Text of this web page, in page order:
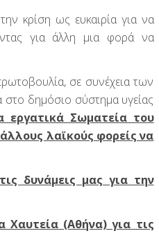
κρίση ως ευκαιρία για να
για άλλη μια φορά να
σε συνέχεια των
δημόσιο σύστημα υγείας
εργατικά Σωματεία του
λαϊκούς φορείς να
δυνάμεις μας για την
(Αθήνα) για τις